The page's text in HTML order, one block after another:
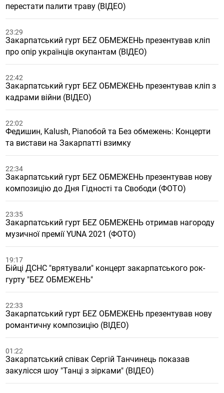
перестати палити траву (ВІДЕО)
23:29
Закарпатський гурт БЕZ ОБМЕЖЕНЬ презентував кліп
про опір українців окупантам (ВІДЕО)
22:42
Закарпатський гурт БЕZ ОБМЕЖЕНЬ презентував кліп з
кадрами війни (ВІДЕО)
22:02
Федишин, Kalush, Pianoбой та Без обмежень: Концерти
та вистави на Закарпатті взимку
22:34
Закарпатський гурт БЕZ ОБМЕЖЕНЬ презентував нову
композицію до Дня Гідності та Свободи (ФОТО)
23:35
Закарпатський гурт БЕZ ОБМЕЖЕНЬ отримав нагороду
музичної премії YUNA 2021 (ФОТО)
19:17
Бійці ДСНС "врятували" концерт закарпатського рок-
гурту "БЕZ ОБМЕЖЕНЬ"
22:33
Закарпатський гурт БЕZ ОБМЕЖЕНЬ презентував нову
романтичну композицію (ВІДЕО)
01:22
Закарпатський співак Сергій Танчинець показав
закулісся шоу "Танці з зірками" (ВІДЕО)